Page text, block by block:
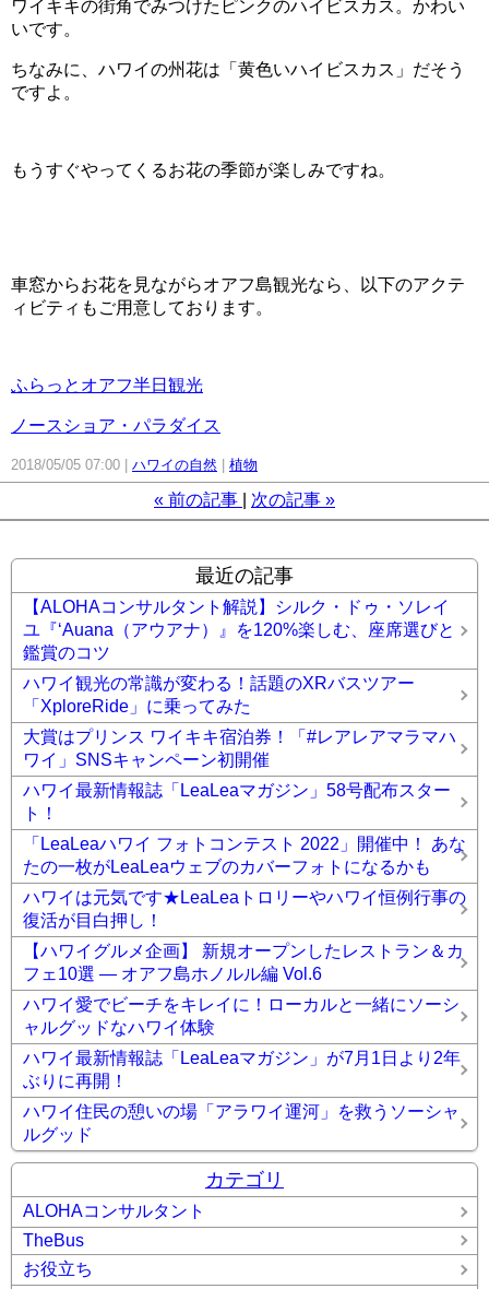
ワイキキの街角でみつけたピンクのハイビスカス。かわい
いです。
ちなみに、ハワイの州花は「黄色いハイビスカス」だそう
ですよ。
もうすぐやってくるお花の季節が楽しみですね。
車窓からお花を見ながらオアフ島観光なら、以下のアクテ
ィビティもご用意しております。
ふらっとオアフ半日観光
ノースショア・パラダイス
2018/05/05 07:00 ハワイの自然 植物
« 前の記事 次の記事 »
最近の記事
【ALOHAコンサルタント解説】シルク・ドゥ・ソレイ
ユ『ʻAuana（アウアナ）』を120%楽しむ、座席選びと
鑑賞のコツ
ハワイ観光の常識が変わる！話題のXRバスツアー
「XploreRide」に乗ってみた
大賞はプリンス ワイキキ宿泊券！「#レアレアマラマハ
ワイ」SNSキャンペーン初開催
ハワイ最新情報誌「LeaLeaマガジン」58号配布スター
ト！
「LeaLeaハワイ フォトコンテスト 2022」開催中！ あな
たの一枚がLeaLeaウェブのカバーフォトになるかも
ハワイは元気です★LeaLeaトロリーやハワイ恒例行事の
復活が目白押し！
【ハワイグルメ企画】 新規オープンしたレストラン＆カ
フェ10選 ― オアフ島ホノルル編 Vol.6
ハワイ愛でビーチをキレイに！ローカルと一緒にソーシ
ャルグッドなハワイ体験
ハワイ最新情報誌「LeaLeaマガジン」が7月1日より2年
ぶりに再開！
ハワイ住民の憩いの場「アラワイ運河」を救うソーシャ
ルグッド
カテゴリ
ALOHAコンサルタント
TheBus
お役立ち